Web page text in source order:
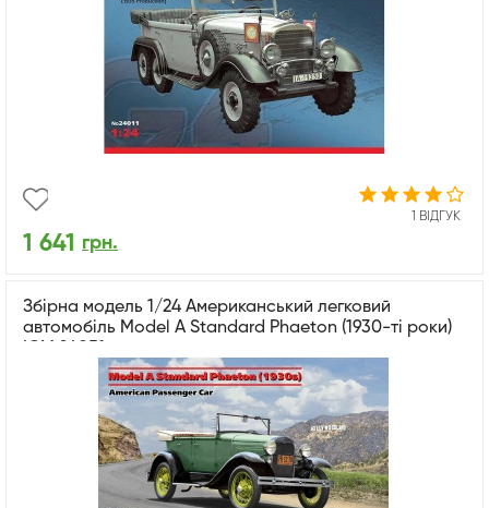
1 ВІДГУК
1 641 грн.
Збірна модель 1/24 Американський легковий
автомобіль Model A Standard Phaeton (1930-ті роки)